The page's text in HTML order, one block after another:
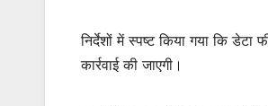
निर्देशों में स्पष्ट किया गया कि डेटा
कार्रवाई की जाएगी।